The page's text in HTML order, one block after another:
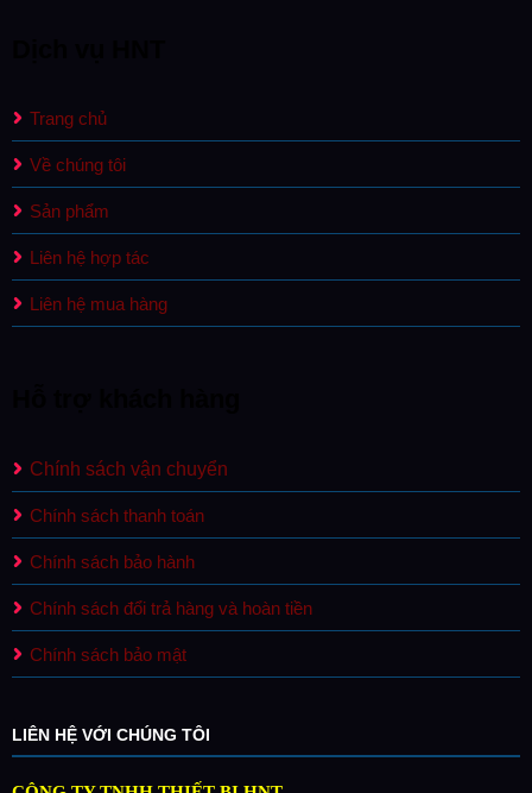
Trang chủ
Về chúng tôi
Sản phẩm
Liên hệ hợp tác
Liên hệ mua hàng
Chính sách vận chuyển
Chính sách thanh toán
Chính sách bảo hành
Chính sách đổi trả hàng và hoàn tiền
Chính sách bảo mật
LIÊN HỆ VỚI CHÚNG TÔI